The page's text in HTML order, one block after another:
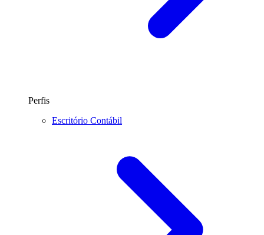
Perfis
Escritório Contábil